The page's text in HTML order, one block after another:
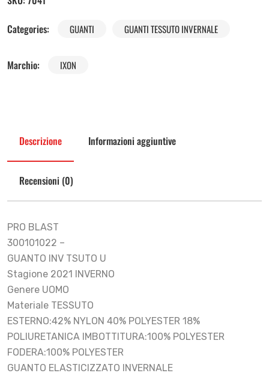
Categories:
GUANTI GUANTI TESSUTO INVERNALE
Marchio: IXON
Descrizione Informazioni aggiuntive
Recensioni (0)
PRO BLAST
300101022 –
GUANTO INV TSUTO U
Stagione 2021 INVERNO
Genere UOMO
Materiale TESSUTO
ESTERNO:42% NYLON 40% POLYESTER 18%
POLIURETANICA IMBOTTITURA:100% POLYESTER
FODERA:100% POLYESTER
GUANTO ELASTICIZZATO INVERNALE